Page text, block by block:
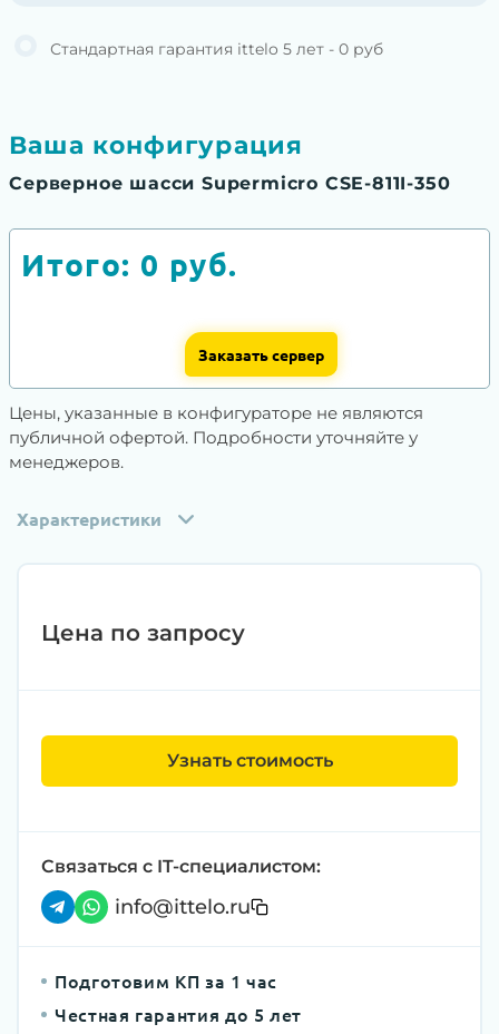
Стандартная гарантия ittelo 5 лет - 0 руб
Ваша конфигурация
Серверное шасси Supermicro CSE-811I-350
Итого: 0 руб.
Заказать сервер
Цены, указанные в конфигураторе не являются
публичной офертой. Подробности уточняйте у
менеджеров.
Характеристики
Цена по запросу
Узнать стоимость
Связаться с IT-специалистом:
info@ittelo.ru
Подготовим КП за 1 час
Честная гарантия до 5 лет